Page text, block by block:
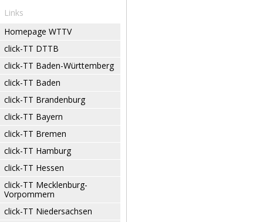
Links
Homepage WTTV
click-TT DTTB
click-TT Baden-Württemberg
click-TT Baden
click-TT Brandenburg
click-TT Bayern
click-TT Bremen
click-TT Hamburg
click-TT Hessen
click-TT Mecklenburg-
Vorpommern
click-TT Niedersachsen